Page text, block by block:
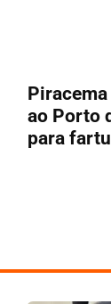
ao Porto
para